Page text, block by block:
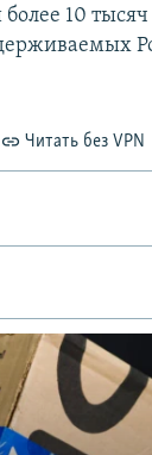
10
Читать без VPN